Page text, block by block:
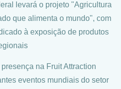
levará o projeto "Agricultura
que alimenta o mundo", com
à exposição de produtos
na Fruit Attraction
eventos mundiais do setor